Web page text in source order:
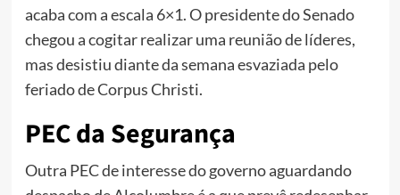
acaba com a escala 6×1. O presidente do Senado
chegou a cogitar realizar uma reunião de líderes,
mas desistiu diante da semana esvaziada pelo
feriado de Corpus Christi.
PEC da Segurança
Outra PEC de interesse do governo aguardando